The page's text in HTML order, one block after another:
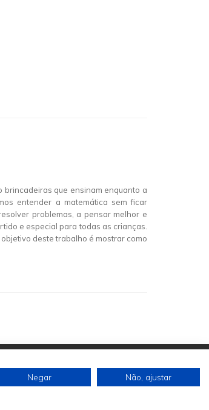
brincadeiras que ensinam enquanto a
entender a matemática sem ficar
problemas, a pensar melhor e
e especial para todas as crianças.
deste trabalho é mostrar como
Negar Não, ajustar